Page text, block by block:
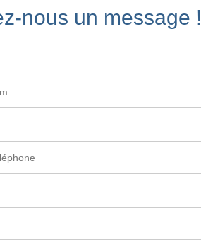
nous un message !